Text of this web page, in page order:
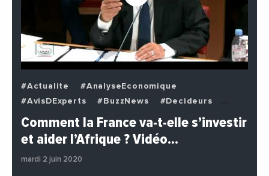
#Actualite
#AnalyseEconomique
#AvisDExperts
#BuzzNews
#Decideurs
#EchangesMediterraneens
#Economie
#Politique
Comment la France va-t-elle s’investir
et aider l’Afrique ? Vidéo…
mardi 2 juin 2020